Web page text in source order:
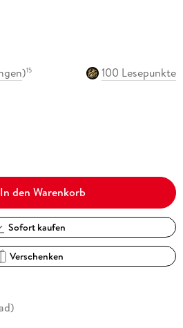
)15
100 Lesepunkte
In den Warenkorb
Sofort kaufen
Verschenken